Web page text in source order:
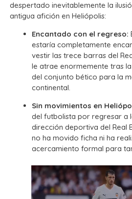
despertado inevitablemente la
antigua afición en Heliópolis:
Encantado con el regreso:
estaría completamente
vestir las trece barras del
le atrae enormemente tras
del conjunto bético para la
continental.
Sin movimientos en
del futbolista por regresar a
dirección deportiva del Real
no ha movido ficha ni ha
acercamiento formal para